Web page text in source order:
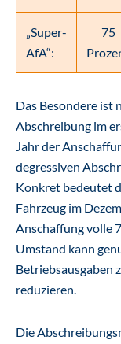
„Super-
AfA“:
75
Das Besondere ist
Abschreibung im
Jahr der
degressiven
Konkret bedeutet
Fahrzeug im
Anschaffung volle
Umstand kann
Betriebsausgaben
reduzieren.
Die